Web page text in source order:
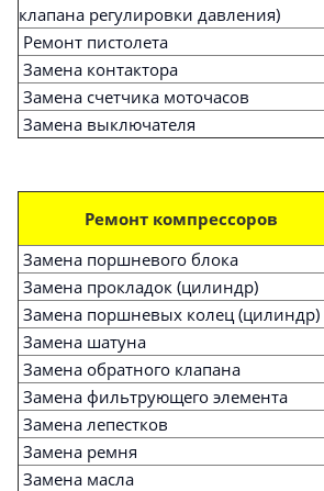
клапана регулировки давления)
Ремонт пистолета
Замена контактора
Замена счетчика моточасов
Замена выключателя
Ремонт компрессоров
Замена поршневого блока
Замена прокладок (цилиндр)
Замена поршневых колец (цилиндр)
Замена шатуна
Замена обратного клапана
Замена фильтрующего элемента
Замена лепестков
Замена ремня
Замена масла